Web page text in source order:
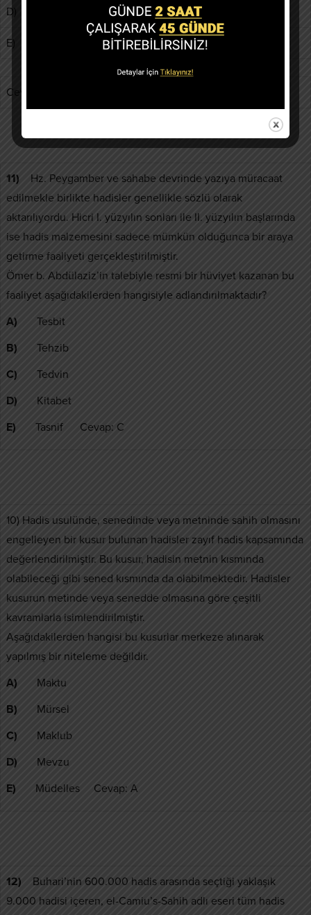
D) Sünenler
E) Müsnedler
Cevap:D
11) Hz. Peygamber ve sahabe devrinde yazıya müracaat
edilmekle birlikte hadisler genellikle sözlü olarak
aktarılıyordu. Hicri I. yüzyılın sonları ile II. yüzyılın başlarında
ise hadis malzemesini sadece mümkün olduğunca bir araya
getirme faaliyeti gerçekleştirilmiştir.
Ömer b. Abdülaziz’in talebiyle resmi bir hüviyet kazanan bu
faaliyet aşağıdakilerden hangisiyle adlandırılmaktadır?
A)
Tesbit
B)
Tehzib
C)
Tedvin
D)
Kitabet
E)
Tasnif Cevap: C
10) Hadis usulünde, senedinde veya metninde sahih olmasını
engelleyen bir kusur bulunan hadisler zayıf hadis kapsamında
değerlendirilmiştir. Bu kusur, hadisin metnin kısmında
olabileceği gibi sened kısmında da olabilmektedir. Hadisler
kusurun metinde veya senedde olmasına göre çeşitli
kavramlarla isimlendirilmiştir.
Aşağıdakilerden hangisi bu kusurlar merkeze alınarak
yapılmış bir niteleme değildir.
A)
Maktu
B)
Mürsel
C)
Maklub
D)
Mevzu
E)
Müdelles Cevap: A
12) Buhari’nin 600.000 hadis arasında seçtiği yaklaşık
9.000 hadisi içeren, el-Camiu’s-Sahih adlı eseri tüm hadis